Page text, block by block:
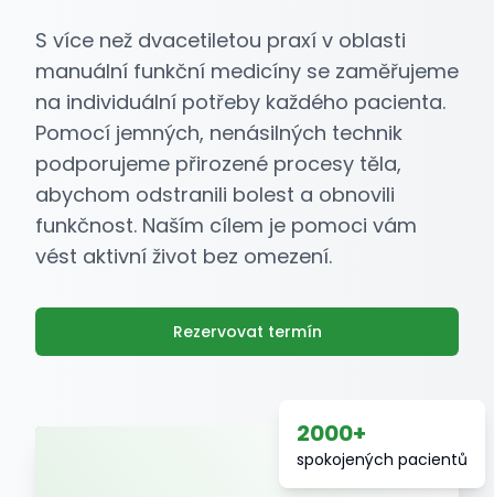
S více než dvacetiletou praxí v oblasti
manuální funkční medicíny se zaměřujeme
na individuální potřeby každého pacienta.
Pomocí jemných, nenásilných technik
podporujeme přirozené procesy těla,
abychom odstranili bolest a obnovili
funkčnost. Naším cílem je pomoci vám
vést aktivní život bez omezení.
Rezervovat termín
2000+
spokojených pacientů